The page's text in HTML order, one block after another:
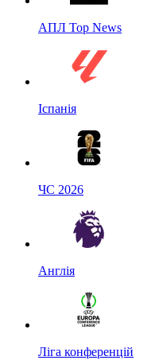
АПЛ Top News
Іспанія
ЧС 2026
Англія
Ліга конференцій